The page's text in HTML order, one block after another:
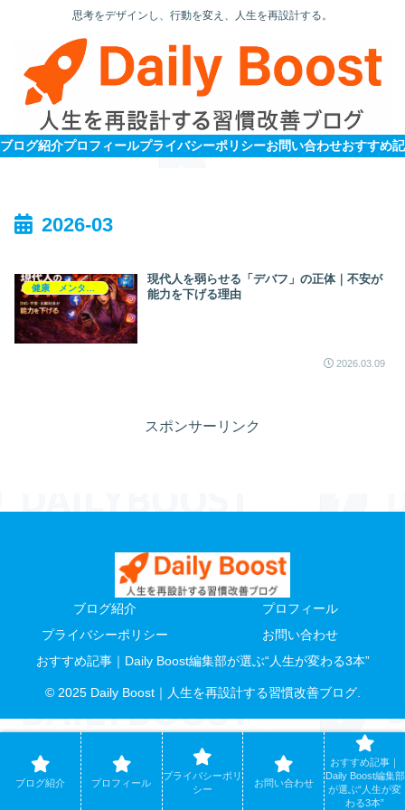
思考をデザインし、行動を変え、人生を再設計する。
ブログ紹介プロフィールプライバシーポリシーお問い合わせ
2026-03
現代人を弱らせる「デバフ」の正体｜不安が
能力を下げる理由
2026.03.09
スポンサーリンク
ブログ紹介
プロフィール
プライバシーポリシー
お問い合わせ
おすすめ記事｜Daily Boost編集部が選ぶ“人生が変わる3本”
© 2025 Daily Boost｜人生を再設計する習慣改善ブログ.
ブログ紹介 プロフィール
プライバシーポリ
シー
お問い合わせ
おすすめ記事｜
Daily Boost編集部
が選ぶ“人生が変
わる3本”